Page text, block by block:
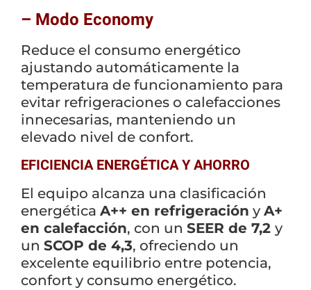
– Modo Economy
Reduce el consumo energético
ajustando automáticamente la
temperatura de funcionamiento para
evitar refrigeraciones o calefacciones
innecesarias, manteniendo un
elevado nivel de confort.
EFICIENCIA ENERGÉTICA Y AHORRO
El equipo alcanza una clasificación
energética A++ en refrigeración y A+
en calefacción, con un SEER de 7,2 y
un SCOP de 4,3, ofreciendo un
excelente equilibrio entre potencia,
confort y consumo energético.